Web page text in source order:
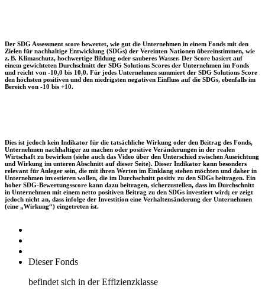
Der SDG Assessment score bewertet, wie gut die Unternehmen in einem Fonds mit den
Zielen für nachhaltige Entwicklung (SDGs) der Vereinten Nationen übereinstimmen, wie
z. B. Klimaschutz, hochwertige Bildung oder sauberes Wasser. Der Score basiert auf
einem gewichteten Durchschnitt der SDG Solutions Scores der Unternehmen im Fonds
und reicht von -10,0 bis 10,0. Für jedes Unternehmen summiert der SDG Solutions Score
den höchsten positiven und den niedrigsten negativen Einfluss auf die SDGs, ebenfalls im
Bereich von -10 bis +10.
Dies ist jedoch kein Indikator für die tatsächliche Wirkung oder den Beitrag des Fonds,
Unternehmen nachhaltiger zu machen oder positive Veränderungen in der realen
Wirtschaft zu bewirken (siehe auch das Video über den Unterschied zwischen Ausrichtung
und Wirkung im unteren Abschnitt auf dieser Seite). Dieser Indikator kann besonders
relevant für Anleger sein, die mit ihren Werten im Einklang stehen möchten und daher in
Unternehmen investieren wollen, die im Durchschnitt positiv zu den SDGs beitragen. Ein
hoher SDG-Bewertungsscore kann dazu beitragen, sicherzustellen, dass im Durchschnitt
in Unternehmen mit einem netto positiven Beitrag zu den SDGs investiert wird; er zeigt
jedoch nicht an, dass infolge der Investition eine Verhaltensänderung der Unternehmen
(eine „Wirkung“) eingetreten ist.
Dieser Fonds
befindet sich in der Effizienzklasse